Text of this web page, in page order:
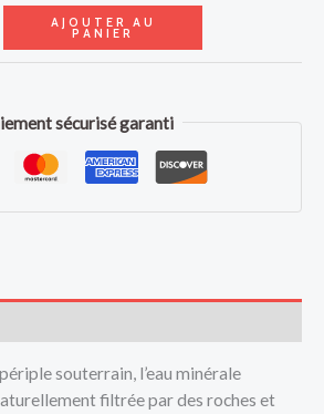
AJOUTER AU
PANIER
sécurisé garanti
souterrain, l’eau minérale
filtrée par des roches et